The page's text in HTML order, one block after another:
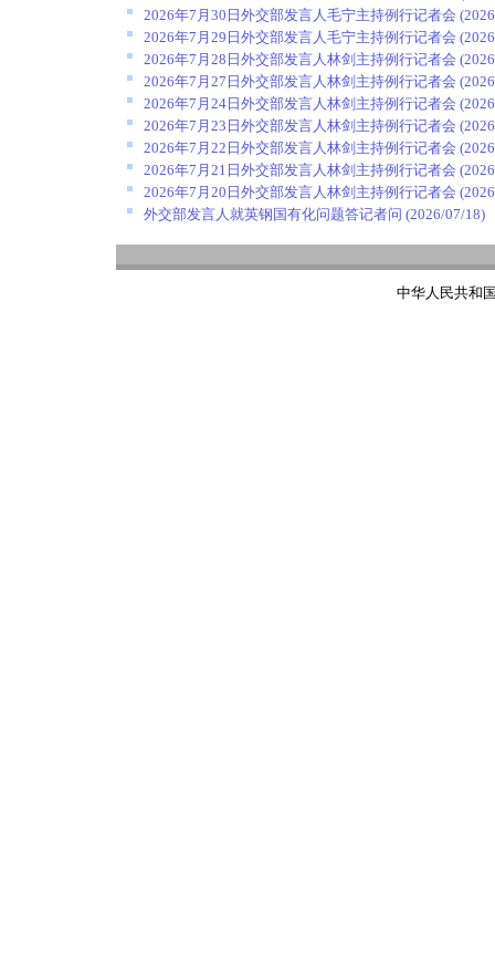
2026年7月30日外交部发言人毛宁主持例行记者会
2026年7月29日外交部发言人毛宁主持例行记者会
2026年7月28日外交部发言人林剑主持例行记者会
2026年7月27日外交部发言人林剑主持例行记者会
2026年7月24日外交部发言人林剑主持例行记者会
2026年7月23日外交部发言人林剑主持例行记者会
2026年7月22日外交部发言人林剑主持例行记者会
2026年7月21日外交部发言人林剑主持例行记者会
2026年7月20日外交部发言人林剑主持例行记者会
外交部发言人就英钢国有化问题答记者问 (2026/07/18)
中华人民共和